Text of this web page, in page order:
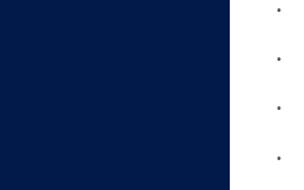
•
•
•
•